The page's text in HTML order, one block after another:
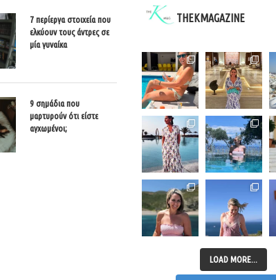
7 περίεργα στοιχεία που
ελκύουν τους άντρες σε
μία γυναίκα
9 σημάδια που
μαρτυρούν ότι είστε
αγχωμένοι;
THEKMAGAZINE
LOAD MORE...